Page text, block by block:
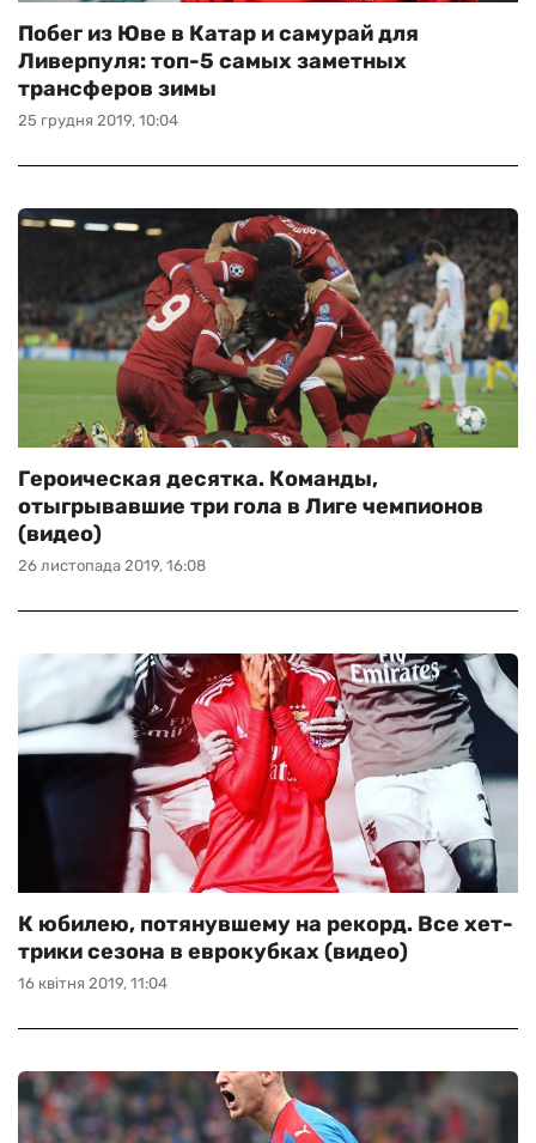
25 грудня 2019, 10:04
Побег из Юве в Катар и самурай для
Ливерпуля: топ-5 самых заметных
трансферов зимы
26 листопада 2019, 16:08
Героическая десятка. Команды,
отыгрывавшие три гола в Лиге чемпионов
(видео)
16 квітня 2019, 11:04
К юбилею, потянувшему на рекорд. Все хет-
трики сезона в еврокубках (видео)